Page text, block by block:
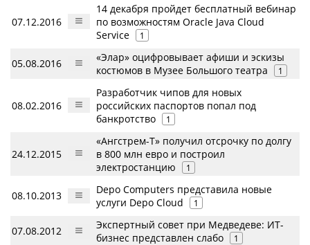
07.12.2016
14 декабря пройдет бесплатный вебинар
по возможностям Oracle Java Cloud
Service
1
05.08.2016
«Элар» оцифровывает афиши и эскизы
костюмов в Музее Большого театра
1
08.02.2016
Разработчик чипов для новых
российских паспортов попал под
банкротство
1
24.12.2015
«Ангстрем-Т» получил отсрочку по долгу
в 800 млн евро и построил
электростанцию
1
08.10.2013
Depo Computers представила новые
услуги Depo Cloud
1
07.08.2012
Экспертный совет при Медведеве: ИТ-
бизнес представлен слабо
1